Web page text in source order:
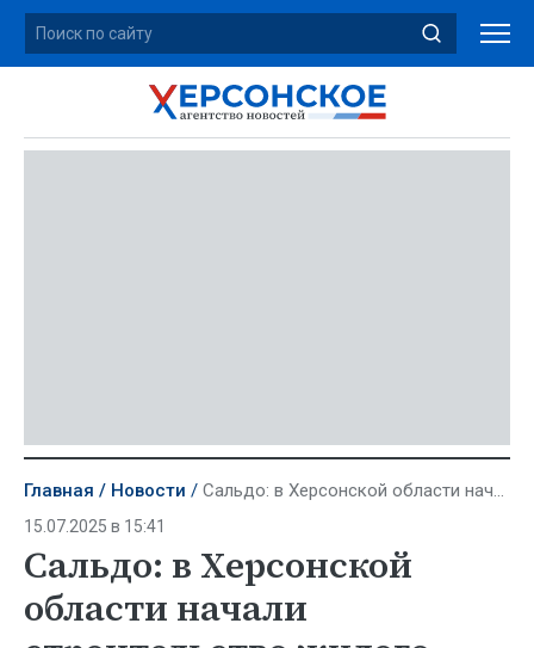
Главная Новости Сальдо: в Херсонской области начали строительство жилого комплекса на 582 квартиры
15.07.2025 в 15:41
Сальдо: в Херсонской
области начали